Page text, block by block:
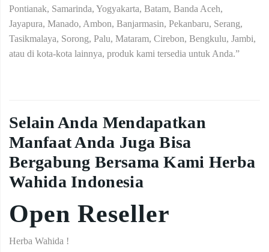
Pontianak, Samarinda, Yogyakarta, Batam, Banda Aceh,
Jayapura, Manado, Ambon, Banjarmasin, Pekanbaru, Serang,
Tasikmalaya, Sorong, Palu, Mataram, Cirebon, Bengkulu, Jambi,
atau di kota-kota lainnya, produk kami tersedia untuk Anda.”
Selain Anda Mendapatkan
Manfaat Anda Juga Bisa
Bergabung Bersama Kami Herba
Wahida Indonesia
Open Reseller
Herba Wahida !